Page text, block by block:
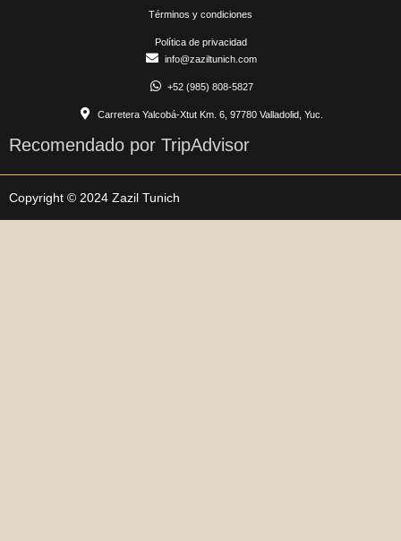
info@zaziltunich.com
+52 (985) 808-5827
Carretera Yalcobá-Xtut Km. 6, 97780 Valladolid, Yuc.
Términos y condiciones
Política de privacidad
Recomendado por TripAdvisor
Copyright © 2024 Zazil Tunich